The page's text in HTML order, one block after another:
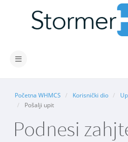
Prebaci navigaciju
Početna WHMCS Korisnički dio
Pošalji upit
Podnesi